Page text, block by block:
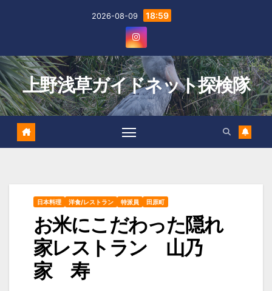
2026-08-09 18:59
上野浅草ガイドネット探検隊
日本料理 洋食/レストラン 特派員 田原町
お米にこだわった隠れ
家レストラン 山乃
家 寿